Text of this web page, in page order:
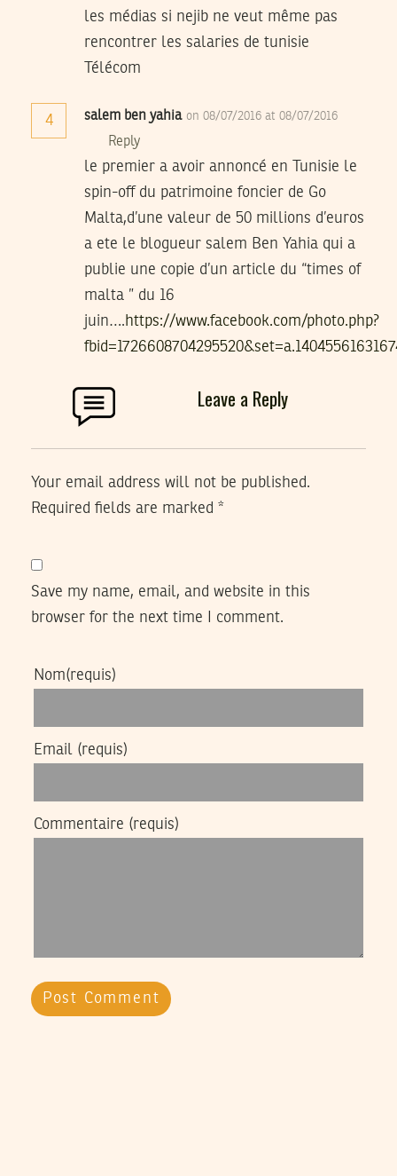
les médias si nejib ne veut même pas
rencontrer les salaries de tunisie
Télécom
4 salem ben yahia on 08/07/2016 at 08/07/2016
Reply
le premier a avoir annoncé en Tunisie le
spin-off du patrimoine foncier de Go
Malta,d’une valeur de 50 millions d’euros
a ete le blogueur salem Ben Yahia qui a
publie une copie d’un article du “times of
malta ” du 16
juin….https://www.facebook.com/photo.php?
Leave a Reply
Your email address will not be published.
Required fields are marked *
Save my name, email, and website in this
browser for the next time I comment.
Nom(requis)
Email (requis)
Commentaire (requis)